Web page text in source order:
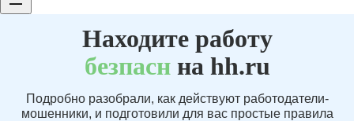
Находите работу
безпаснна hh.ru
Подробно разобрали, как действуют работодатели-
мошенники, и подготовили для вас простые правила